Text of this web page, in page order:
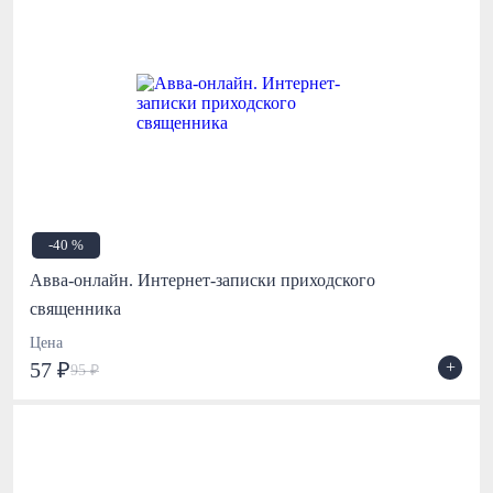
-40 %
Авва-онлайн. Интернет-записки приходского
священника
Цена
57 ₽95 ₽ +